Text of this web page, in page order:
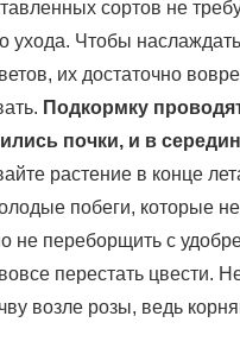
сортов не
ухода. Чтобы
их достаточно
Подкормку
почки, и в
растение в конце
побеги, которые
не переборщить с
перестать цвести.
возле розы, ведь